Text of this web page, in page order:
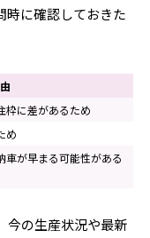
時に確認しておきた
枠に差があるため
め
車が早まる可能性がある
今の生産状況や最新